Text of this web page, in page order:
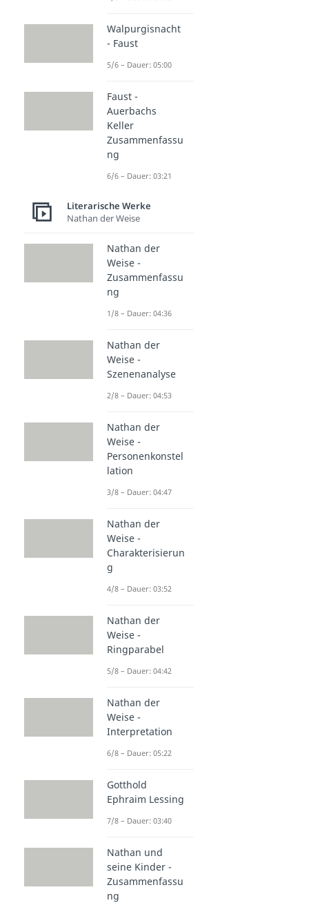
Walpurgisnacht
- Faust
5/6 – Dauer: 05:00
Faust -
Auerbachs
Keller
Zusammenfassu
ng
6/6 – Dauer: 03:21
Literarische Werke
Nathan der Weise
Nathan der
Weise -
Zusammenfassu
ng
1/8 – Dauer: 04:36
Nathan der
Weise -
Szenenanalyse
2/8 – Dauer: 04:53
Nathan der
Weise -
Personenkonstel
lation
3/8 – Dauer: 04:47
Nathan der
Weise -
Charakterisierun
g
4/8 – Dauer: 03:52
Nathan der
Weise -
Ringparabel
5/8 – Dauer: 04:42
Nathan der
Weise -
Interpretation
6/8 – Dauer: 05:22
Gotthold
Ephraim Lessing
7/8 – Dauer: 03:40
Nathan und
seine Kinder -
Zusammenfassu
ng